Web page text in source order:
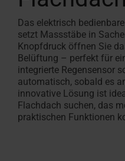
Das elektrisch
setzt Massstäbe in
Knopfdruck öffnen Sie
Belüftung – perfekt für
integrierte Regensensor
automatisch, sobald es
innovative Lösung ist
Flachdach suchen, das
praktischen Funktionen